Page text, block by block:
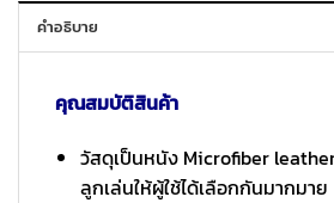
คำอธิบาย
คุณสมบัติสินค้า
วัสดุเป็นหนัง Microfiber
ลูกเล่นให้ผู้ใช้ได้เลือกกันมากมาย